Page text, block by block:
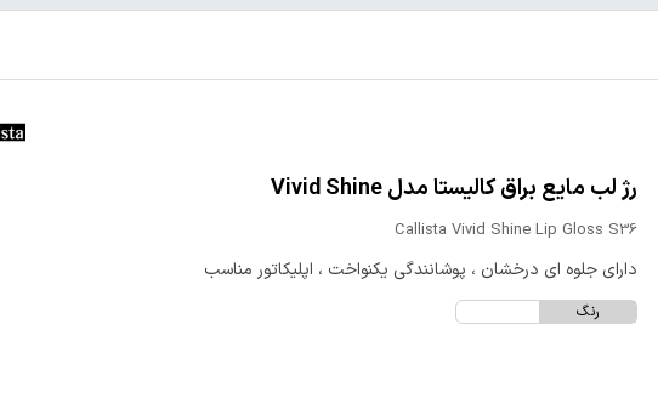
رژ لب مايع براق کالیستا مدل Vivid Shine
Callista Vivid Shine Lip Gloss S36
دارای جلوه ای درخشان ، پوشانندگی یکنواخت ، اپلیکاتور مناسب
رنگ